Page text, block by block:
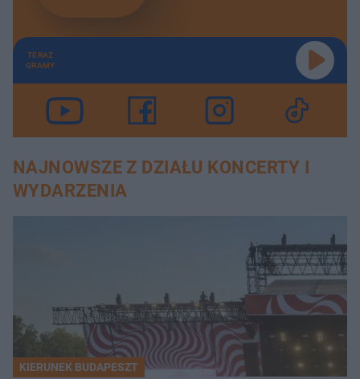
TERAZ
GRAMY
NAJNOWSZE Z DZIAŁU KONCERTY I
WYDARZENIA
KIERUNEK BUDAPESZT